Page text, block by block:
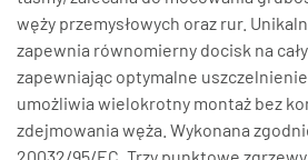
węży przemysłowych oraz rur.
zapewnia równomierny docisk na
zapewniając optymalne
umożliwia wielokrotny montaż bez
zdejmowania węża. Wykonana